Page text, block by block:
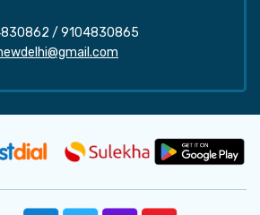
/ 9104830865